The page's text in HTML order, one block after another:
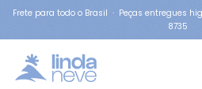
Frete para todo o Brasil · Peças entregues
8735